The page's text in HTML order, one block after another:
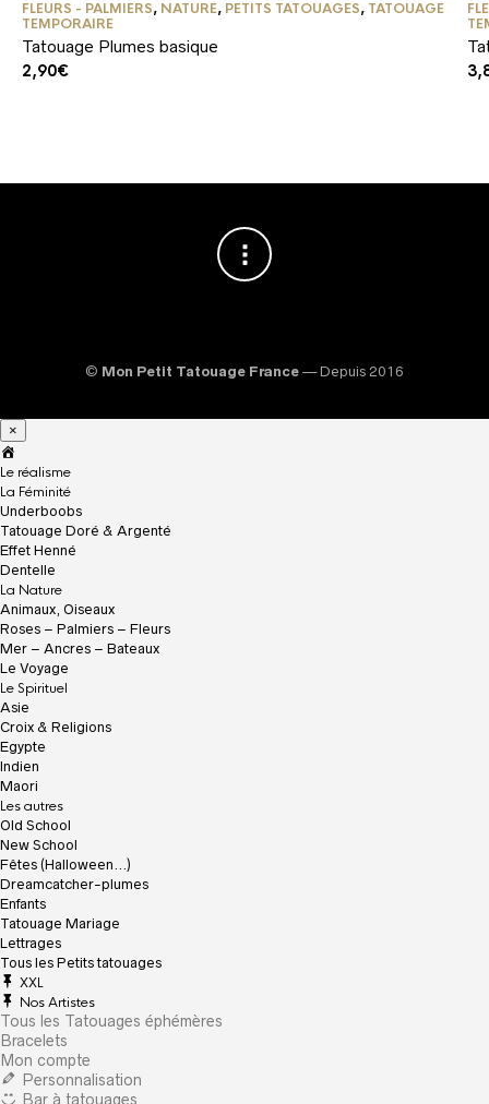
FLEURS - PALMIERS, NATURE, PETITS TATOUAGES, TATOUAGE
TEMPORAIRE
Tatouage Plumes basique
2,90€
© Mon Petit Tatouage France — Depuis 2016
×
c
c
u
e
i
l
Le réalisme
La Féminité
Underboobs
Tatouage Doré & Argenté
Effet Henné
Dentelle
La Nature
Animaux, Oiseaux
Roses – Palmiers – Fleurs
Mer – Ancres – Bateaux
Le Voyage
Le Spirituel
Asie
Croix & Religions
Egypte
Indien
Maori
Les autres
Old School
New School
Fêtes (Halloween…)
Dreamcatcher-plumes
Enfants
Tatouage Mariage
Lettrages
Tous les Petits tatouages
XXL
Nos Artistes
Tous les Tatouages éphémères
Bracelets
Mon compte
Personnalisation
Bar à tatouages